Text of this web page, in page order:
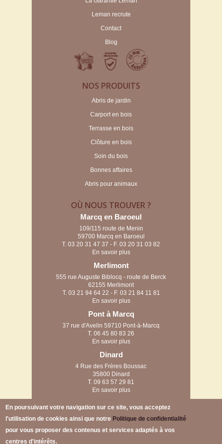
Leman recrute
Contact
Blog
NOS PRODUITS
Abris de jardin
Carport en bois
Terrasse en bois
Clôture en bois
Soin du bois
Bonnes affaires
Abris pour animaux
OÙ NOUS TROUVER ?
Marcq en Baroeul
109/115 route de Menin
59700 Marcq en Baroeul
T. 03 20 31 47 37 - F. 03 20 31 03 82
En savoir plus
Merlimont
555 rue Auguste Biblocq - route de Berck
62155 Merlimont
T. 03 21 94 64 22 - F. 03 21 84 11 81
En savoir plus
Pont à Marcq
37 rue d'Avelin 59710 Pont-à-Marcq
T. 06 45 80 83 26
En savoir plus
Dinard
4 Rue des Frères Boussac
35800 Dinard
T. 09 63 57 29 81
En savoir plus
Arras
58 rue des filatiers
62223 Anzin-Saint-Aubin
En poursuivant votre navigation sur ce site, vous acceptez
l'utilisation de cookies ainsi que notre Politique de confidentialité
pour vous proposer des contenus et services adaptés à vos
centres d'intérêts.